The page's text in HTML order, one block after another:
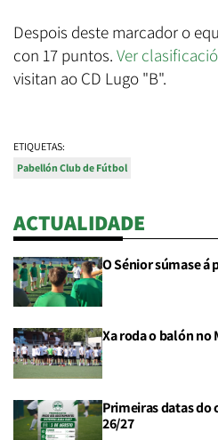
Despois deste marcador o
con 17 puntos. Ver
visitan ao CD Lugo "B".
ETIQUETAS:
Pabellón Club de Fútbol
ACTUALIDADE
O Sénior súmase á
Xa roda o balón no
Primeiras datas do
26/27